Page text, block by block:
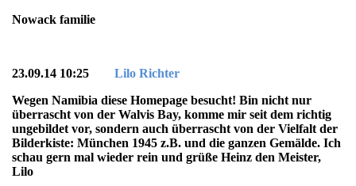
Nowack familie
23.09.14 10:25 Lilo Richter
Wegen Namibia diese Homepage besucht! Bin nicht nur
überrascht von der Walvis Bay, komme mir seit dem richtig
ungebildet vor, sondern auch überrascht von der Vielfalt der
Bilderkiste: München 1945 z.B. und die ganzen Gemälde. Ich
schau gern mal wieder rein und grüße Heinz den Meister,
Lilo